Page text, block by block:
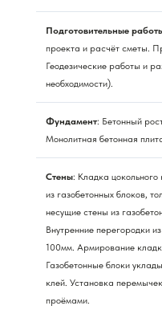
Подготовительные
проекта и расчёт сметы.
Геодезические работы и
необходимости).
Фундамент: Бетонный
Монолитная бетонная
Стены: Кладка
из газобетонных блоков,
несущие стены из
Внутренние перегородки
100мм. Армирование
Газобетонные блоки
клей. Установка
проёмами.